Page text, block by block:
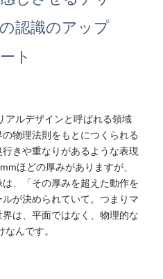
認識のアップ
ト
アルデザインと呼ばれる領域
物理法則をもとにつくられる
きや重なりがあるような表現
ほどの厚みがありますが、
、「その厚みを超えた動作を
が決められていて。つまりマ
は、平面ではなく、物理的な
んです。